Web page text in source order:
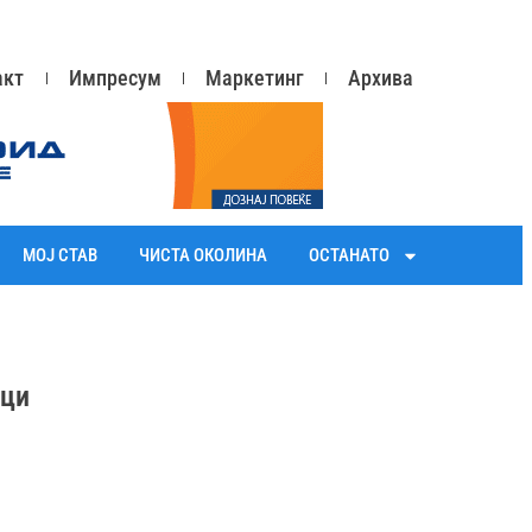
Импресум Маркетинг Архива
МОЈ СТАВ ЧИСТА ОКОЛИНА ОСТАНАТО